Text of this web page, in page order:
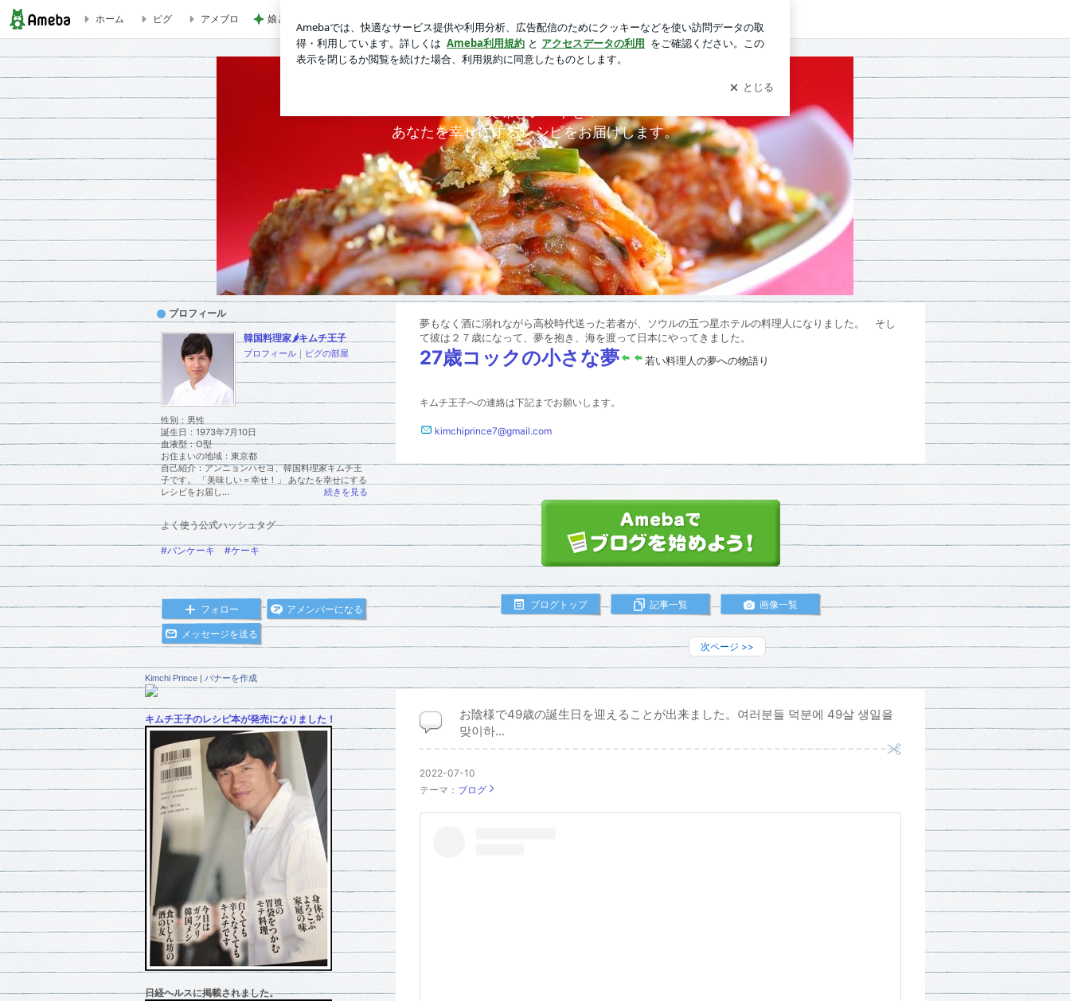
ホーム ピグ アメブロ 娘とケーキ4個で終了した食べ放題 ログイン
キムチ王子の美味しい韓国！
あなたを幸せにするレシピをお届けします。
夢もなく酒に溺れながら高校時代送った若者が、ソウルの五つ星ホテルの料理人になりました。
そし
て彼は２７歳になって、夢を抱き、海を渡って日本にやってきました。
27歳コックの小さな夢 若い料理人の夢への物語り
キムチ王子への連絡は下記までお願いします。
kimchiprince7@gmail.com
ブログトップ 記事一覧 画像一覧
次ページ >>
お陰様で49歳の誕生日を迎えることが出来ました。여러분들 덕분에 49살 생일을
맞이하...
2022-07-10
テーマ： ブログ
プロフィール
韓国料理家🌶キムチ王子
プロフィール ｜ ピグの部屋
性別： 男性
誕生日： 1973年7月10日
血液型：O型
お住まいの地域： 東京都
自己紹介：アンニョンハセヨ、韓国料理家キムチ王
子です。 「美味しい＝幸せ！」 あなたを幸せにする
レシピをお届し...
続きを見る
よく使う公式ハッシュタグ
#パンケーキ #ケーキ
フォロー アメンバーになる
メッセージを送る
Kimchi Prince | バナーを作成
キムチ王子のレシピ本が発売になりました！
日経ヘルスに掲載されました。